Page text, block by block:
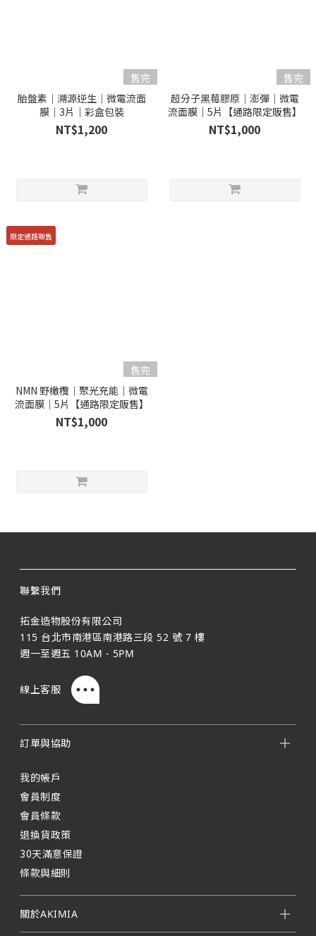
售完
胎盤素｜溯源逆生｜微電流面
膜｜3片｜彩盒包裝
NT$1,200
售完
超分子黑莓膠原｜澎彈｜微電
流面膜｜5片【通路限定販售】
NT$1,000
限定通路販售
售完
NMN 野橄欖｜聚光充能｜微電
流面膜｜5片【通路限定販售】
NT$1,000
聯繫我們
拓金造物股份有限公司
115 台北市南港區南港路三段 52 號 7 樓
週一至週五 10AM - 5PM
線上客服
訂單與協助
我的帳戶
會員制度
會員條款
退換貨政策
30天滿意保證
條款與細則
關於AKIMIA